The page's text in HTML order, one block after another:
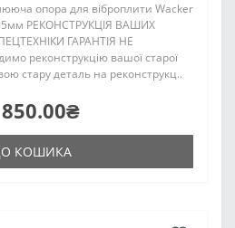
опора для віброплити Wacker
РЕКОНСТРУКЦІЯ ВАШИХ
ГАРАНТІЯ НЕ
реконструкцію вашої старої
стару деталь на реконструкц..
КОШИКА